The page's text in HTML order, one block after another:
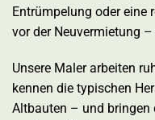
Entrümpelung oder eine
vor der Neuvermietung
Unsere Maler arbeiten
kennen die typischen
Altbauten – und bringen